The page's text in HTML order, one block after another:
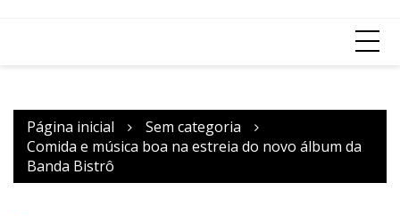
Página inicial
Sem categoria
Comida e música boa na estreia do novo álbum da
Banda Bistrô